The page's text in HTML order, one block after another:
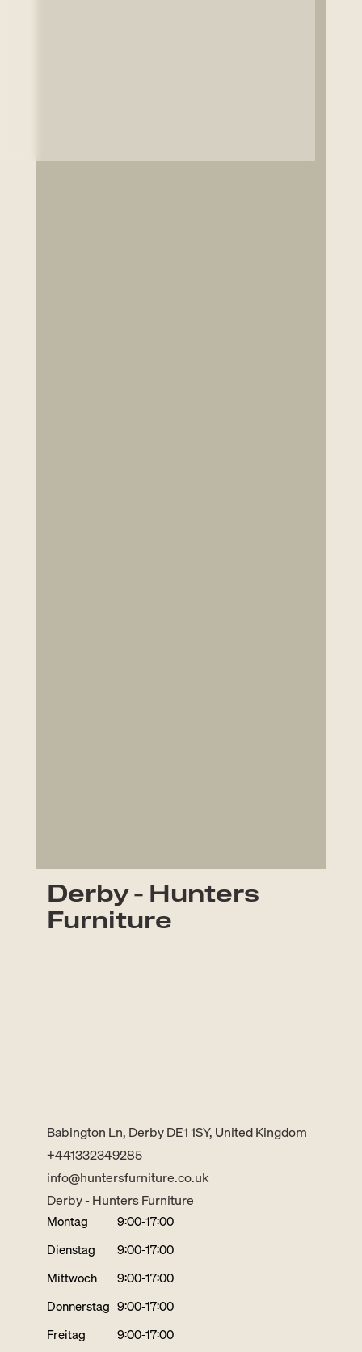
Derby - Hunters
Furniture
Babington Ln, Derby DE1 1SY, United Kingdom
+441332349285
info@huntersfurniture.co.uk
Derby - Hunters Furniture
Montag
Dienstag
Mittwoch
Donnerstag
Freitag
9:00-17:00
9:00-17:00
9:00-17:00
9:00-17:00
9:00-17:00